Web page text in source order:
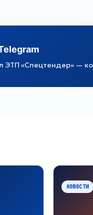
ЭТП «Спецтендер» —
НОВОСТИ